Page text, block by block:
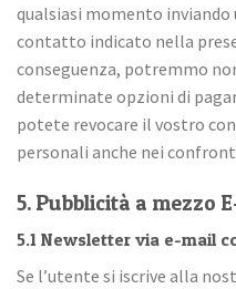
qualsiasi momento inviando
contatto indicato nella
conseguenza, potremmo
determinate opzioni di
potete revocare il vostro
personali anche nei
5. Pubblicità a mezzo
5.1 Newsletter via e-mail
Se l’utente si iscrive alla